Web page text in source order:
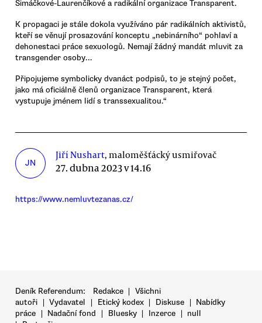
Šimáčkové-Laurenčíkové a radikální organizace Transparent.
K propagaci je stále dokola využíváno pár radikálních aktivistů,
kteří se věnují prosazování konceptu „nebinárního“ pohlaví a
dehonestaci práce sexuologů. Nemají žádný mandát mluvit za
transgender osoby...
Připojujeme symbolicky dvanáct podpisů, to je stejný počet,
jako má oficiálně členů organizace Transparent, která
vystupuje jménem lidí s transsexualitou.“
JN
Jiří Nushart, maloměšťácký usmiřovač
27. dubna 2023 v 14.16
https://www.nemluvtezanas.cz/
Deník Referendum: Redakce | Všichni
autoři | Vydavatel | Etický kodex | Diskuse | Nabídky
práce | Nadační fond | Bluesky | Inzerce | null